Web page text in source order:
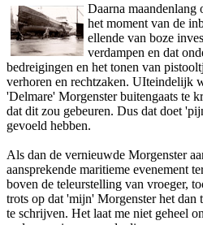
Daarna maandenlang
het moment van de
ellende van boze
verdampen en dat
bedreigingen en het tonen van
verhoren en rechtzaken. UIteindelijk
'Delmare' Morgenster buitengaats te
dat dit zou gebeuren. Dus dat doet
gevoeld hebben.
Als dan de vernieuwde Morgenster
aansprekende maritieme evenement
boven de teleurstelling van vroeger,
trots op dat 'mijn' Morgenster het dan
te schrijven. Het laat me niet geheel